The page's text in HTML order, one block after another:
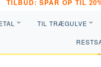
TILBUD: SPAR OP TIL
TIL TRÆGULVE